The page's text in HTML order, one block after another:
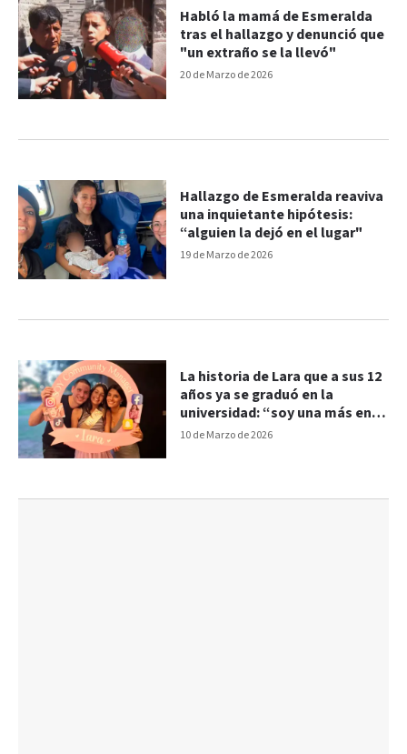
20 de Marzo de 2026
Habló la mamá de Esmeralda
tras el hallazgo y denunció que
"un extraño se la llevó"
19 de Marzo de 2026
Hallazgo de Esmeralda reaviva
una inquietante hipótesis:
“alguien la dejó en el lugar"
10 de Marzo de 2026
La historia de Lara que a sus 12
años ya se graduó en la
universidad: “soy una más en la
clase”